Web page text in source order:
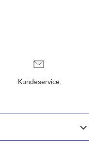
Kundeservice